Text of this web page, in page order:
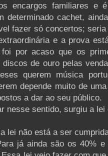
encargos familiares e
determinado cachet,
fazer só concertos;
e a prova
por acaso que os
discos de ouro pelas
querem música
depende muito de
a dar ao seu público.
nesse sentido, surgiu a
lei não está a ser
já ainda são os 40%